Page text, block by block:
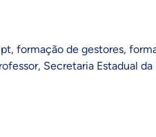
, formação de gestores,
, Secretaria Estadual